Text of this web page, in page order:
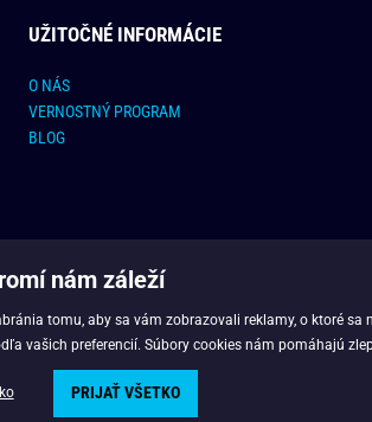
UŽITOČNÉ INFORMÁCIE
O NÁS
VERNOSTNÝ PROGRAM
BLOG
vyhradené. webdesign © litvanyi.sk
nám záleží
tomu, aby sa vám zobrazovali reklamy, o ktoré sa
vašich preferencií. Súbory cookies nám pomáhajú
PRIJAŤ VŠETKO